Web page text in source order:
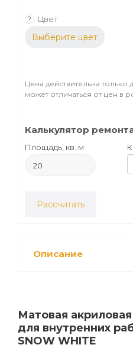
? Цвет
Выберите цвет
Цена действительна только
может отличаться от цен в
Калькулятор
Площадь, кв. м
Рассчитать
Описание
Матовая
для внутренних
SNOW WHITE